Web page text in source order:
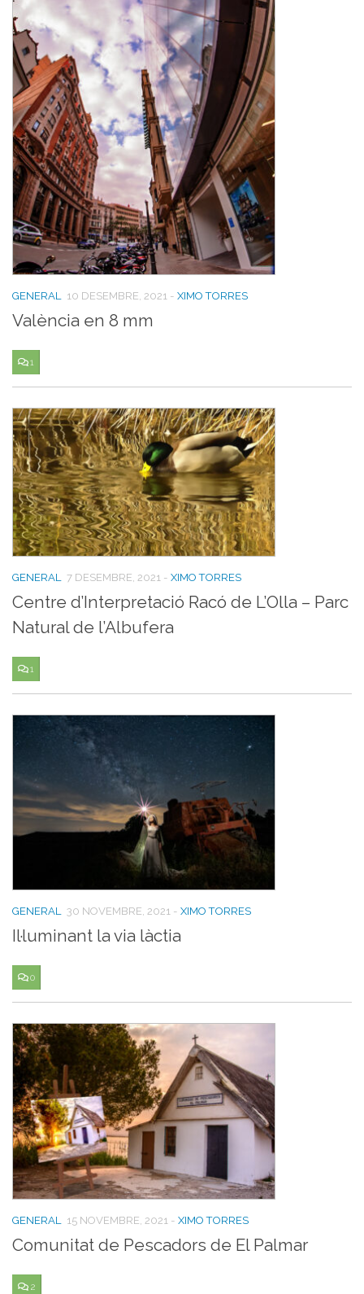
- XIMO TORRES
GENERAL 10 DESEMBRE, 2021
València en 8 mm
1
- XIMO TORRES
GENERAL 7 DESEMBRE, 2021
Centre d’Interpretació Racó de L’Olla – Parc
Natural de l’Albufera
1
- XIMO TORRES
GENERAL 30 NOVEMBRE, 2021
Il·luminant la via làctia
0
- XIMO TORRES
GENERAL 15 NOVEMBRE, 2021
Comunitat de Pescadors de El Palmar
2